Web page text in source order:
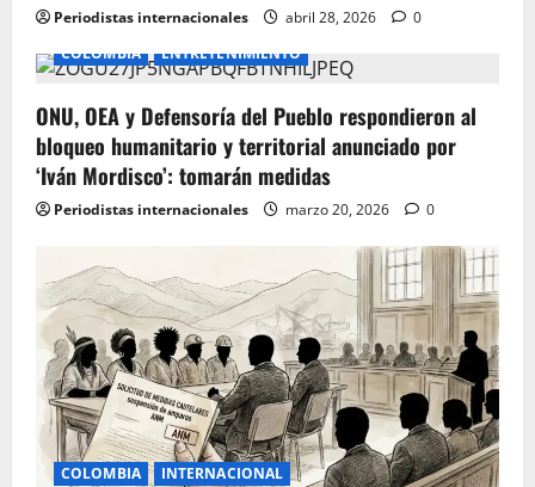
Periodistas internacionales abril 28, 2026
0
COLOMBIA
ENTRETENIMIENTO
ONU, OEA y Defensoría del Pueblo respondieron al
bloqueo humanitario y territorial anunciado por
‘Iván Mordisco’: tomarán medidas
Periodistas internacionales marzo 20, 2026 0
COLOMBIA INTERNACIONAL